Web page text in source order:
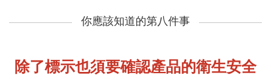
你應該知道的第八件事
除了標示也須要確認產品的衛生安全